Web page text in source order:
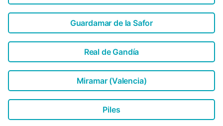
Guardamar de la Safor
Real de Gandía
Miramar (Valencia)
Piles